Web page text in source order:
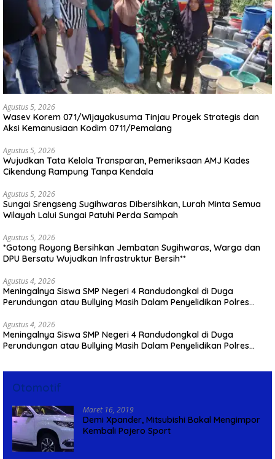
Agustus 5, 2026
Wasev Korem 071/Wijayakusuma Tinjau Proyek Strategis dan
Aksi Kemanusiaan Kodim 0711/Pemalang
Agustus 5, 2026
Wujudkan Tata Kelola Transparan, Pemeriksaan AMJ Kades
Cikendung Rampung Tanpa Kendala
Agustus 5, 2026
Sungai Srengseng Sugihwaras Dibersihkan, Lurah Minta Semua
Wilayah Lalui Sungai Patuhi Perda Sampah
Agustus 5, 2026
*Gotong Royong Bersihkan Jembatan Sugihwaras, Warga dan
DPU Bersatu Wujudkan Infrastruktur Bersih**
Agustus 4, 2026
Meningalnya Siswa SMP Negeri 4 Randudongkal di Duga
Perundungan atau Bullying Masih Dalam Penyelidikan Polres
Agustus 4, 2026
Meningalnya Siswa SMP Negeri 4 Randudongkal di Duga
Perundungan atau Bullying Masih Dalam Penyelidikan Polres
Otomotif
Maret 16, 2019
Demi Xpander, Mitsubishi Bakal Mengimpor
Kembali Pajero Sport